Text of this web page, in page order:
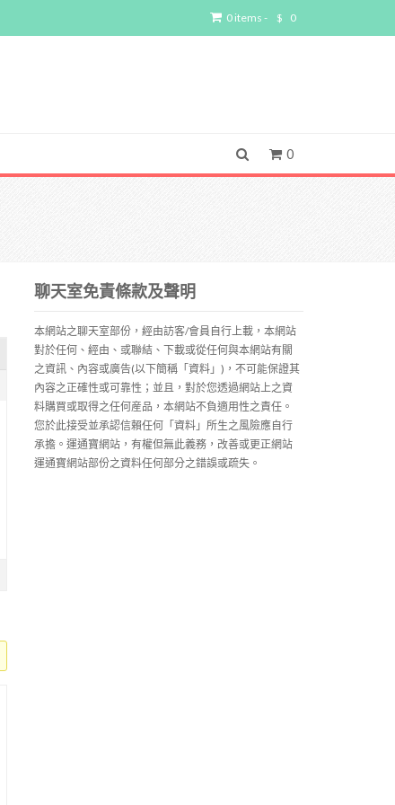
0 items - $ 0
0
聊天室免責條款及聲明
本網站之聊天室部份，經由訪客/會員自行上載，本網站
對於任何、經由、或聯結、下載或從任何與本網站有關
之資訊、內容或廣告(以下簡稱「資料」)，不可能保證其
內容之正確性或可靠性；並且，對於您透過網站上之資
料購買或取得之任何産品，本網站不負適用性之責任。
您於此接受並承認信賴任何「資料」所生之風險應自行
承擔。運通寶網站，有權但無此義務，改善或更正網站
運通寶網站部份之資料任何部分之錯誤或疏失。